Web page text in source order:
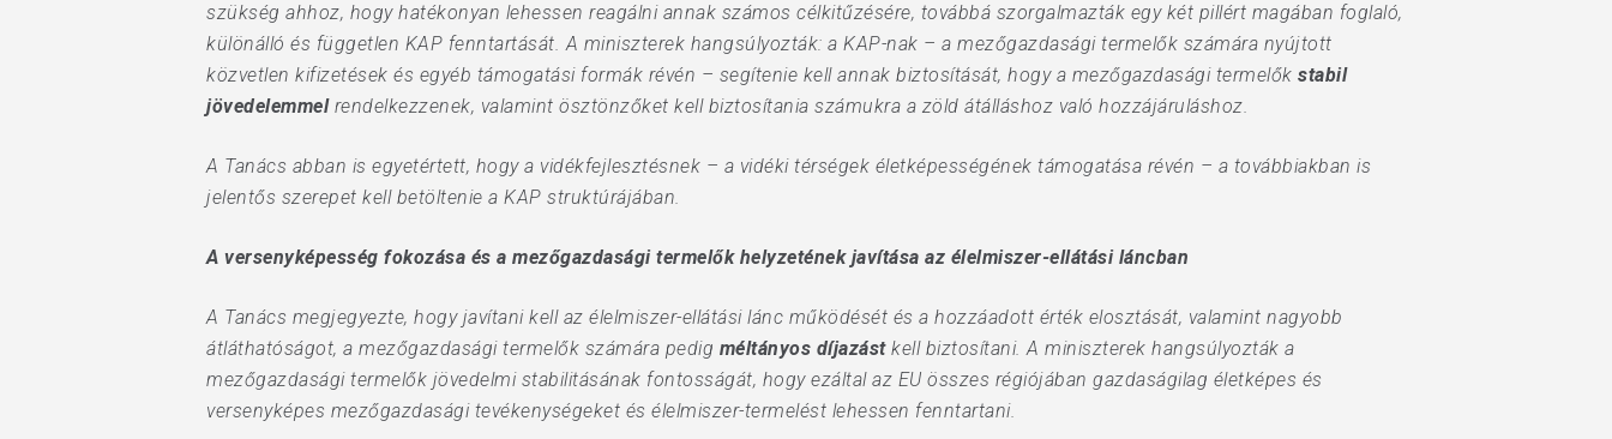
szükség ahhoz, hogy hatékonyan lehessen reagálni annak számos célkitűzésére, továbbá szorgalmazták egy két pillért magában foglaló,
különálló és független KAP fenntartását. A miniszterek hangsúlyozták: a KAP-nak – a mezőgazdasági termelők számára nyújtott
közvetlen kifizetések és egyéb támogatási formák révén – segítenie kell annak biztosítását, hogy a mezőgazdasági termelők stabil
jövedelemmelrendelkezzenek, valamint ösztönzőket kell biztosítania számukra a zöld átálláshoz való hozzájáruláshoz.
A Tanács abban is egyetértett, hogy a vidékfejlesztésnek – a vidéki térségek életképességének támogatása révén – a továbbiakban is
jelentős szerepet kell betöltenie a KAP struktúrájában.
A versenyképesség fokozása és a mezőgazdasági termelők helyzetének javítása az élelmiszer-ellátási láncban
A Tanács megjegyezte, hogy javítani kell az élelmiszer-ellátási lánc működését és a hozzáadott érték elosztását, valamint nagyobb
átláthatóságot, a mezőgazdasági termelők számára pedig méltányos díjazástkell biztosítani. A miniszterek hangsúlyozták a
mezőgazdasági termelők jövedelmi stabilitásának fontosságát, hogy ezáltal az EU összes régiójában gazdaságilag életképes és
versenyképes mezőgazdasági tevékenységeket és élelmiszer-termelést lehessen fenntartani.